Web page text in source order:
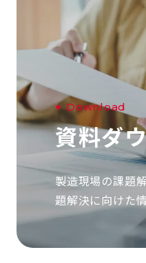
Download
資料ダ
製造現場の課題
題解決に向けた